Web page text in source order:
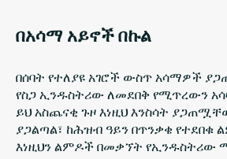
በአሳማ አይኖች በኩል
በሰባት የተለያዩ አገሮች ውስጥ አሳማዎች
የስጋ ኢንዱስትሪው ለመደበቅ የሚጥረውን
ይህ አስጨናቂ ጉዞ እነዚህ እንስሳት
ያጋልጣል፣ ከሕዝብ ዓይን በጥንቃቄ የተደበቁ
እነዚህን ልምዶች በመቃኘት የኢንዱስትሪው